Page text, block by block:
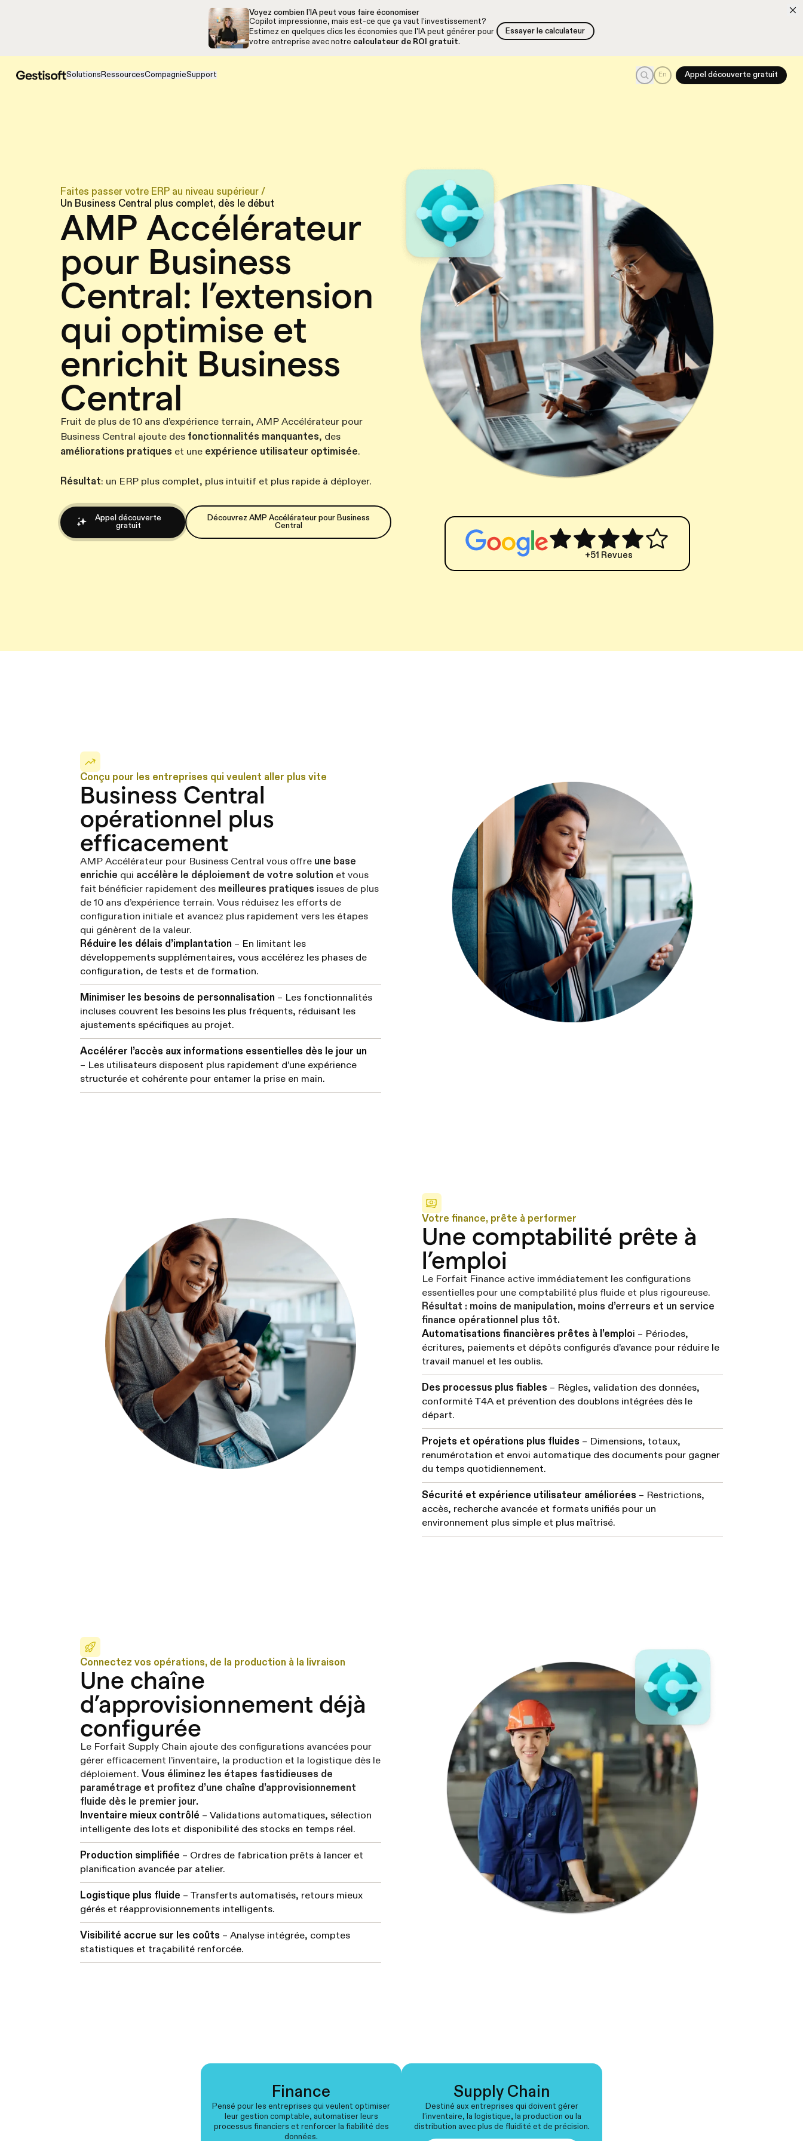
Voyez combien l’IA peut vous faire économiser
Copilot impressionne, mais est-ce que ça vaut l’investissement?
Estimez en quelques clics les économies que l'IA peut générer pour
votre entreprise avec notre calculateur de ROI gratuit.
Essayer le calculateur
Essayer le calculateur
Solutions RessourcesCompagnieSupport
Recherche
En Appel découverte gratuit
Faites passer votre ERP au niveau supérieur/
Un Business Central plus complet, dès le début
AMP Accélérateur
pour Business
Central: l’extension
qui optimise et
enrichit Business
Central
Fruit de plus de 10 ans d’expérience terrain, AMP Accélérateur pour
Business Central ajoute des fonctionnalités manquantes, des
améliorations pratiques et une expérience utilisateur optimisée.
Résultat: un ERP plus complet, plus intuitif et plus rapide à déployer.
Appel découverte
gratuit
Découvrez AMP Accélérateur pour Business
Central
+51 Revues
Conçu pour les entreprises qui veulent aller plus vite
Business Central
opérationnel plus
efficacement
AMP Accélérateur pour Business Central vous offre une base
enrichie qui accélère le déploiement de votre solution et vous
fait bénéficier rapidement des meilleures pratiques issues de plus
de 10 ans d’expérience terrain. Vous réduisez les efforts de
configuration initiale et avancez plus rapidement vers les étapes
qui génèrent de la valeur.
Réduire les délais d’implantation – En limitant les
développements supplémentaires, vous accélérez les phases de
configuration, de tests et de formation.
Minimiser les besoins de personnalisation – Les fonctionnalités
incluses couvrent les besoins les plus fréquents, réduisant les
ajustements spécifiques au projet.
Accélérer l’accès aux informations essentielles dès le jour un
– Les utilisateurs disposent plus rapidement d’une expérience
structurée et cohérente pour entamer la prise en main.
Votre finance, prête à performer
Une comptabilité prête à
l’emploi
Le Forfait Finance active immédiatement les configurations
essentielles pour une comptabilité plus fluide et plus rigoureuse.
Résultat : moins de manipulation, moins d’erreurs et un service
finance opérationnel plus tôt.
Automatisations financières prêtes à l’emploi – Périodes,
écritures, paiements et dépôts configurés d’avance pour réduire le
travail manuel et les oublis.
Des processus plus fiables – Règles, validation des données,
conformité T4A et prévention des doublons intégrées dès le
départ.
Projets et opérations plus fluides – Dimensions, totaux,
renumérotation et envoi automatique des documents pour gagner
du temps quotidiennement.
Sécurité et expérience utilisateur améliorées – Restrictions,
accès, recherche avancée et formats unifiés pour un
environnement plus simple et plus maîtrisé.
Connectez vos opérations, de la production à la livraison
Une chaîne
d’approvisionnement déjà
configurée
Le Forfait Supply Chain ajoute des configurations avancées pour
gérer efficacement l’inventaire, la production et la logistique dès le
déploiement.Vous éliminez les étapes fastidieuses de
paramétrage et profitez d’une chaîne d’approvisionnement
fluide dès le premier jour.
Inventaire mieux contrôlé – Validations automatiques, sélection
intelligente des lots et disponibilité des stocks en temps réel.
Production simplifiée – Ordres de fabrication prêts à lancer et
planification avancée par atelier.
Logistique plus fluide – Transferts automatisés, retours mieux
gérés et réapprovisionnements intelligents.
Visibilité accrue sur les coûts – Analyse intégrée, comptes
statistiques et traçabilité renforcée.
Finance
Pensé pour les entreprises qui veulent optimiser
leur gestion comptable, automatiser leurs
processus financiers et renforcer la fiabilité des
données.
Supply Chain
Destiné aux entreprises qui doivent gérer
l’inventaire, la logistique, la production ou la
distribution avec plus de fluidité et de précision.